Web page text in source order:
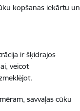
kopšanas iekārtu un
ir šķidrajos
veicot
savvaļas cūku